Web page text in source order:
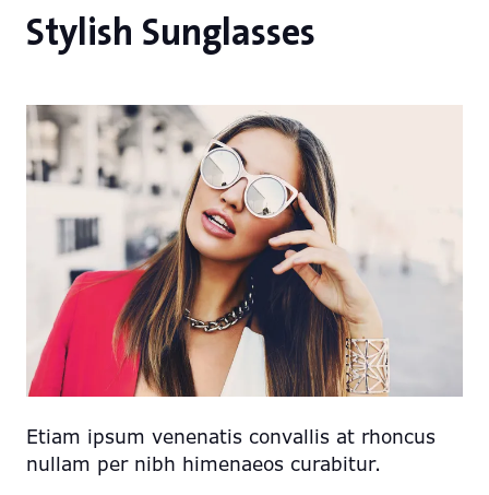
Stylish Sunglasses
Etiam ipsum venenatis convallis at rhoncus
nullam per nibh himenaeos curabitur.